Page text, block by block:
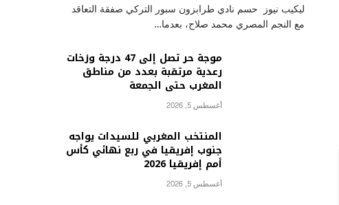
ليكيب نيوز حسم نادي طرابزون سبور التركي صفقة التعاقد
مع النجم المصري محمد صلاح، بعدما…
موجة حر تصل إلى 47 درجة وزخات
رعدية مرتقبة بعدد من مناطق
المغرب حتى الجمعة
أغسطس 5, 2026
المنتخب المغربي للسيدات يواجه
جنوب إفريقيا في ربع نهائي كأس
أمم إفريقيا 2026
أغسطس 5, 2026